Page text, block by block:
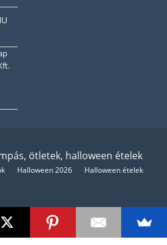
ötletek, halloween ételek
Halloween 2026
Halloween ételek